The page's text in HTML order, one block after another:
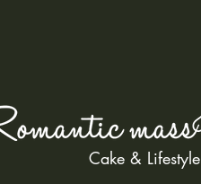
Cake & Lifestyle